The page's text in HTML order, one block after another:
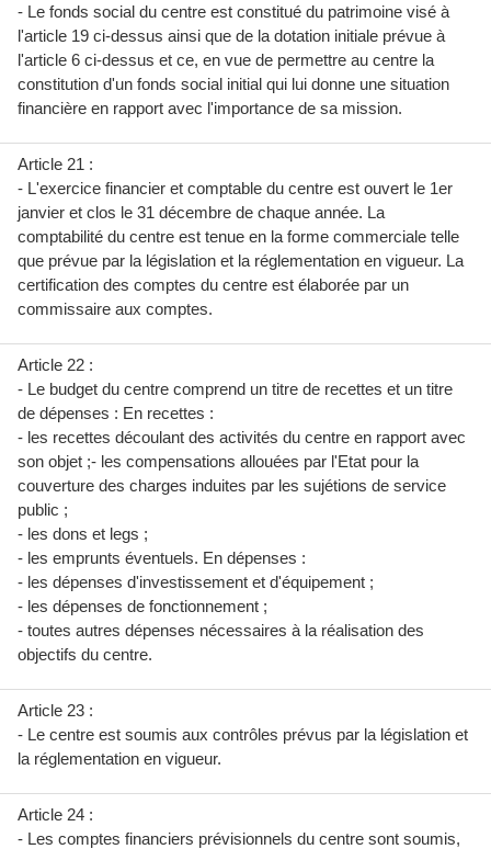
- Le fonds social du centre est constitué du patrimoine visé à
l'article 19 ci-dessus ainsi que de la dotation initiale prévue à
l'article 6 ci-dessus et ce, en vue de permettre au centre la
constitution d'un fonds social initial qui lui donne une situation
financière en rapport avec l'importance de sa mission.
Article 21 :
- L'exercice financier et comptable du centre est ouvert le 1er
janvier et clos le 31 décembre de chaque année. La
comptabilité du centre est tenue en la forme commerciale telle
que prévue par la législation et la réglementation en vigueur. La
certification des comptes du centre est élaborée par un
commissaire aux comptes.
Article 22 :
- Le budget du centre comprend un titre de recettes et un titre
de dépenses : En recettes :
- les recettes découlant des activités du centre en rapport avec
son objet ;- les compensations allouées par l'Etat pour la
couverture des charges induites par les sujétions de service
public ;
- les dons et legs ;
- les emprunts éventuels. En dépenses :
- les dépenses d'investissement et d'équipement ;
- les dépenses de fonctionnement ;
- toutes autres dépenses nécessaires à la réalisation des
objectifs du centre.
Article 23 :
- Le centre est soumis aux contrôles prévus par la législation et
la réglementation en vigueur.
Article 24 :
- Les comptes financiers prévisionnels du centre sont soumis,